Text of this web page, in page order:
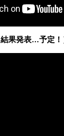
果発表…予定！